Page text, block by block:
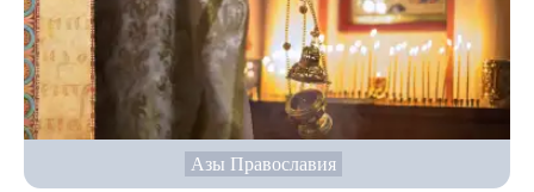
Азы Православия